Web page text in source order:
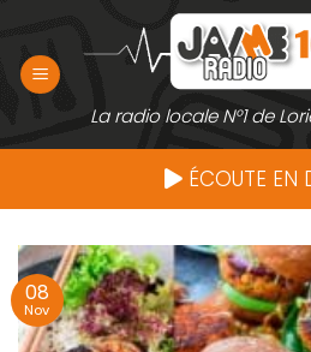
contenu
La radio locale N°1 de
ÉCOUTE EN
08
Nov